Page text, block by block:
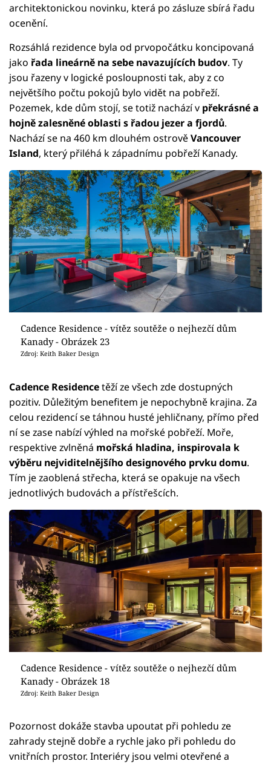
architektonickou novinku, která po zásluze sbírá řadu
ocenění.
Rozsáhlá rezidence byla od prvopočátku koncipovaná
jako řada lineárně na sebe navazujících budov. Ty
jsou řazeny v logické posloupnosti tak, aby z co
největšího počtu pokojů bylo vidět na pobřeží.
Pozemek, kde dům stojí, se totiž nachází v překrásné a
hojně zalesněné oblasti s řadou jezer a fjordů.
Nachází se na 460 km dlouhém ostrověVancouver
Island, který přiléhá k západnímu pobřeží Kanady.
Cadence Residence - vítěz soutěže o nejhezčí dům
Kanady - Obrázek 23
Zdroj: Keith Baker Design
Cadence Residencetěží ze všech zde dostupných
pozitiv. Důležitým benefitem je nepochybně krajina. Za
celou rezidencí se táhnou husté jehličnany, přímo před
ní se zase nabízí výhled na mořské pobřeží. Moře,
respektive zvlněná mořská hladina, inspirovala k
výběru nejviditelnějšího designového prvku domu.
Tím je zaoblená střecha, která se opakuje na všech
jednotlivých budovách a přístřešcích.
Cadence Residence - vítěz soutěže o nejhezčí dům
Kanady - Obrázek 18
Zdroj: Keith Baker Design
Pozornost dokáže stavba upoutat při pohledu ze
zahrady stejně dobře a rychle jako při pohledu do
vnitřních prostor. Interiéry jsou velmi otevřené a